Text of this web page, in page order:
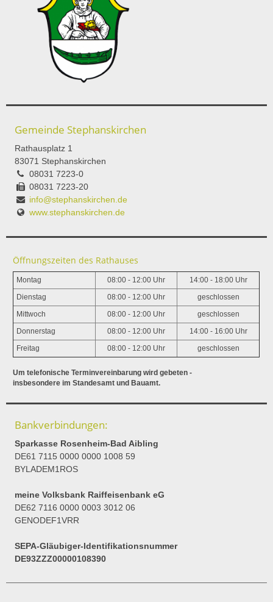
Gemeinde Stephanskirchen
Rathausplatz 1
83071 Stephanskirchen
08031 7223-0
08031 7223-20
info@stephanskirchen.de
www.stephanskirchen.de
Öffnungszeiten des Rathauses
Montag 08:00 - 12:00 Uhr 14:00 - 18:00 Uhr
Dienstag 08:00 - 12:00 Uhr geschlossen
Mittwoch 08:00 - 12:00 Uhr geschlossen
Donnerstag 08:00 - 12:00 Uhr 14:00 - 16:00 Uhr
Freitag 08:00 - 12:00 Uhr geschlossen
Um telefonische Terminvereinbarung wird gebeten -
insbesondere im Standesamt und Bauamt.
Bankverbindungen:
Sparkasse Rosenheim-Bad Aibling
DE61 7115 0000 0000 1008 59
BYLADEM1ROS
meine Volksbank Raiffeisenbank eG
DE62 7116 0000 0003 3012 06
GENODEF1VRR
SEPA-Gläubiger-Identifikationsnummer
DE93ZZZ00000108390